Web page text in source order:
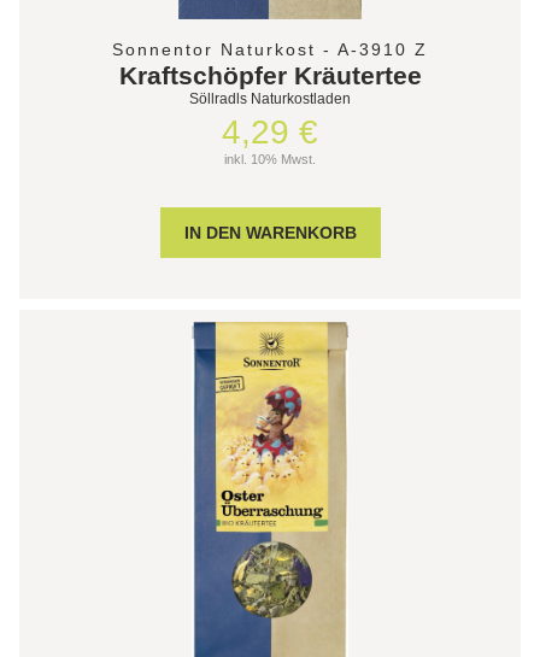
Sonnentor Naturkost - A-3910 Z
Kraftschöpfer Kräutertee
Söllradls Naturkostladen
4,29 €
inkl. 10% Mwst.